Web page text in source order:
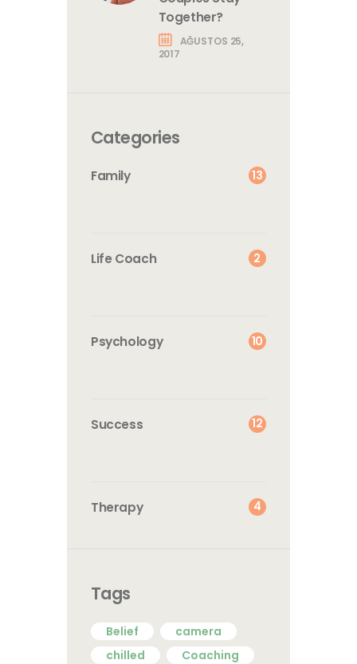
Together?
AĞUSTOS 25,
2017
Categories
Family 13
Life Coach 2
Psychology 10
Success 12
Therapy 4
Tags
Belief
camera
chilled
Coaching